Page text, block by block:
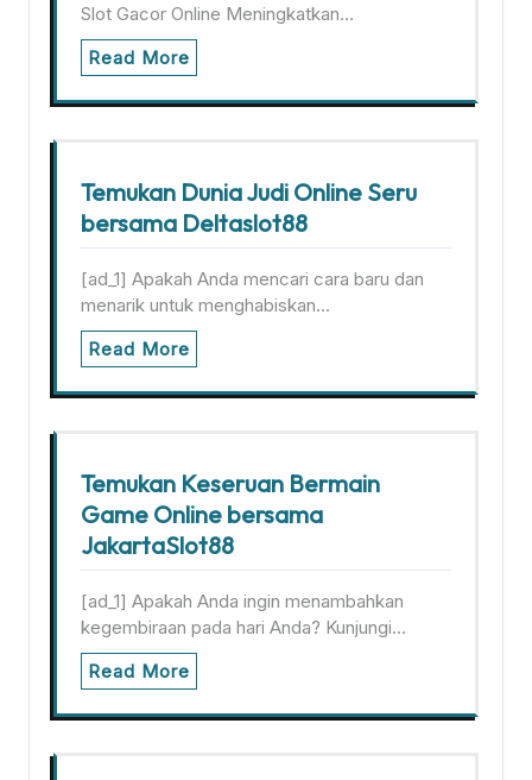
Slot Gacor Online Meningkatkan…
Read More
Temukan Dunia Judi Online Seru
bersama Deltaslot88
[ad_1] Apakah Anda mencari cara baru dan
menarik untuk menghabiskan…
Read More
Temukan Keseruan Bermain
Game Online bersama
JakartaSlot88
[ad_1] Apakah Anda ingin menambahkan
kegembiraan pada hari Anda? Kunjungi…
Read More